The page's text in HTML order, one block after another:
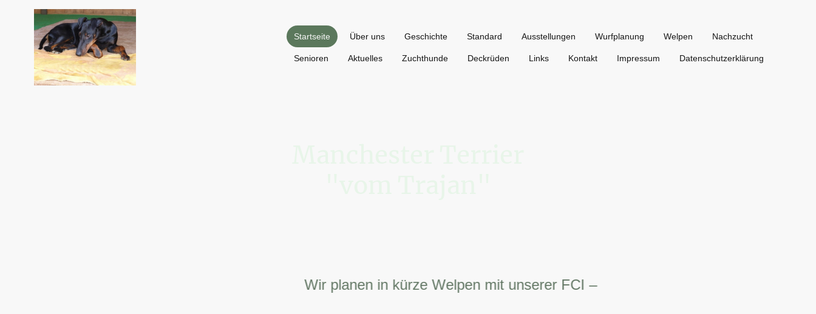
Startseite Über uns Geschichte Standard Ausstellungen Wurfplanung Welpen Nachzucht
Senioren Aktuelles Zuchthunde Deckrüden Links Kontakt Impressum Datenschutzerklärung
Wir planen in kürze Welpen mit unserer FCI – Weltsiegerin.